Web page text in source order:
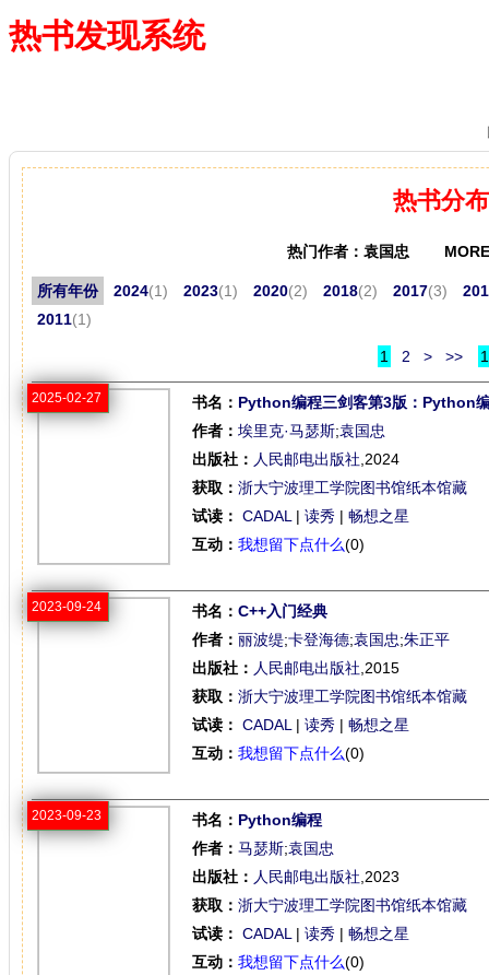
热书发现系统
热书分布
热门作者：袁国忠
所有年份 2024(1) 2023(1) 2020(2) 2018(2) 2017(3)
2011(1)
1 2 > >>
2025-02-27 书名： Python编程三剑客第3版：Python
作者： 埃里克·马瑟斯;袁国忠
出版社： 人民邮电出版社 ,2024
获取： 浙大宁波理工学院图书馆纸本馆藏
试读： CADAL | 读秀 | 畅想之星
互动： 我想留下点什么(0)
2023-09-24 书名： C++入门经典
作者： 丽波缇;卡登海德;袁国忠;朱正平
出版社： 人民邮电出版社 ,2015
获取： 浙大宁波理工学院图书馆纸本馆藏
试读： CADAL | 读秀 | 畅想之星
互动： 我想留下点什么(0)
2023-09-23 书名： Python编程
作者： 马瑟斯;袁国忠
出版社： 人民邮电出版社 ,2023
获取： 浙大宁波理工学院图书馆纸本馆藏
试读： CADAL | 读秀 | 畅想之星
互动： 我想留下点什么(0)